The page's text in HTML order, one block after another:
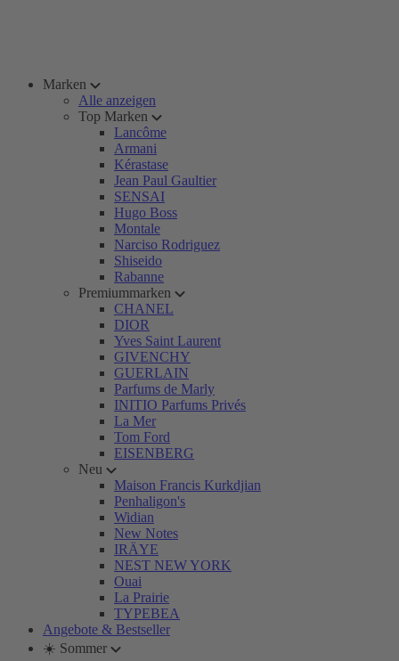
Marken
Alle anzeigen
Top Marken
Lancôme
Armani
Kérastase
Jean Paul Gaultier
SENSAI
Hugo Boss
Montale
Narciso Rodriguez
Shiseido
Rabanne
Premiummarken
CHANEL
DIOR
Yves Saint Laurent
GIVENCHY
GUERLAIN
Parfums de Marly
INITIO Parfums Privés
La Mer
Tom Ford
EISENBERG
Neu
Maison Francis Kurkdjian
Penhaligon's
Widian
New Notes
IRÄYE
NEST NEW YORK
Ouai
La Prairie
TYPEBEA
Angebote & Bestseller
☀️ Sommer